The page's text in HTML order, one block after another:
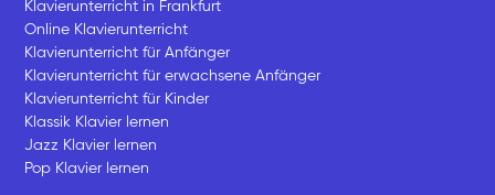
Klavierunterricht in Frankfurt
Online Klavierunterricht
Klavierunterricht für Anfänger
Klavierunterricht für erwachsene Anfänger
Klavierunterricht für Kinder
Klassik Klavier lernen
Jazz Klavier lernen
Pop Klavier lernen